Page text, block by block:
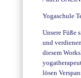
Yogaschule
Unsere Füße
und
diesem
lösen